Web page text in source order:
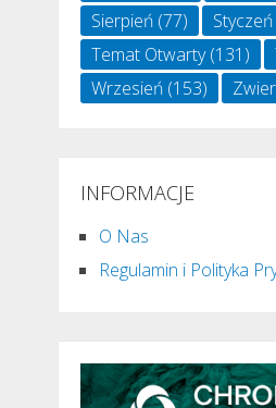
Sierpień(77) Styczeń
Temat Otwarty(131)
Wrzesień(153)
INFORMACJE
O Nas
Regulamin i Polityka